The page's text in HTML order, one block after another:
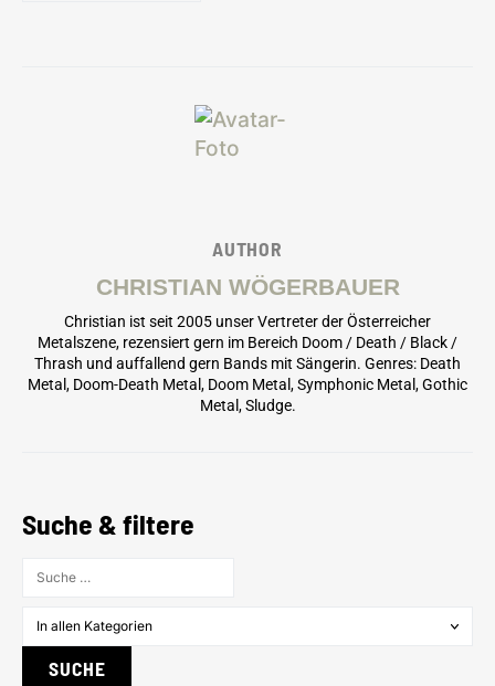
AUTHOR
CHRISTIAN WÖGERBAUER
Christian ist seit 2005 unser Vertreter der Österreicher
Metalszene, rezensiert gern im Bereich Doom / Death / Black /
Thrash und auffallend gern Bands mit Sängerin. Genres: Death
Metal, Doom-Death Metal, Doom Metal, Symphonic Metal, Gothic
Metal, Sludge.
Suche & filtere